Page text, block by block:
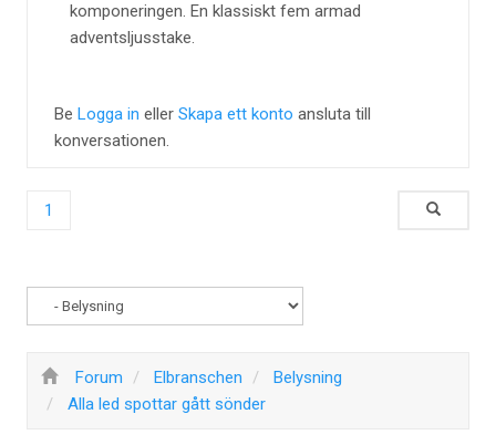
komponeringen. En klassiskt fem armad
adventsljusstake.
Be Logga in eller Skapa ett konto ansluta till
konversationen.
1
Forum Elbranschen
Belysning
Alla led spottar gått sönder